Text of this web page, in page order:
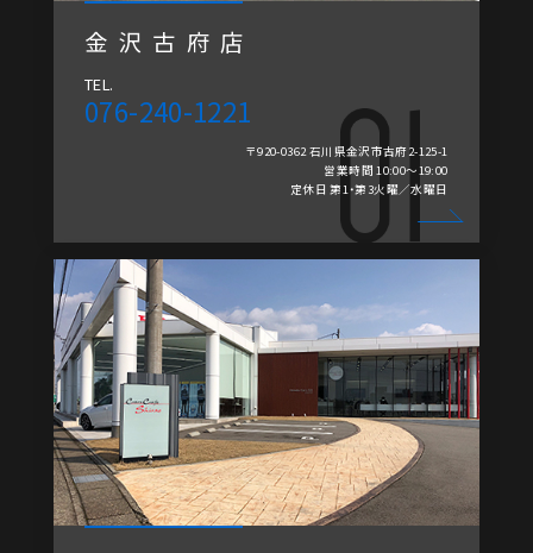
金沢古府店
TEL.
076-240-1221
〒920-0362 石川県金沢市古府2-125-1
営業時間 10:00～19:00
定休日 第1・第3火曜／水曜日